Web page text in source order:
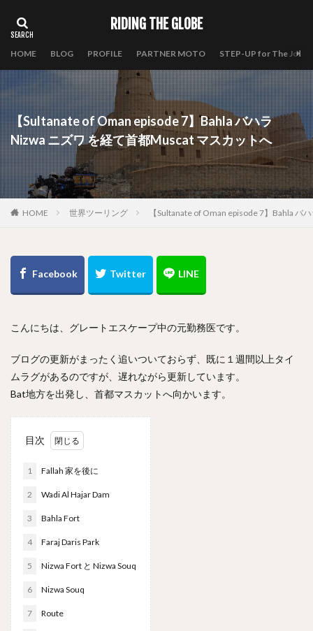
RIDING THE GLOBE
HOME BLOG PROFILE PARTNER MOTO STEP-UP for The
【Sultanate of Oman episode 7】Bahla バハラ
Nizwa ニズワ を経て首都Muscat マスカットへ
HOME 世界ツーリング 【Sultanate of Oman episode 7】Bahla バ
こんにちは、グレートエスケープ中の元勤務医です。
ブログの更新がまったく追いついておらず、既に１週間以上タイ
ムラグがあるのですが、遅れながら更新しています。
Bat地方を出発し、首都マスカットへ向かいます。
目次
1 Fallah 家を後に
2 Wadi Al Hajar Dam
3 Bahla Fort
4 Faraj Daris Park
5 Nizwa Fort と Nizwa Souq
6 Nizwa Souq
7 Route